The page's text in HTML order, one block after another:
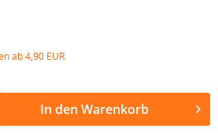
ab 4,90 EUR
In den Warenkorb